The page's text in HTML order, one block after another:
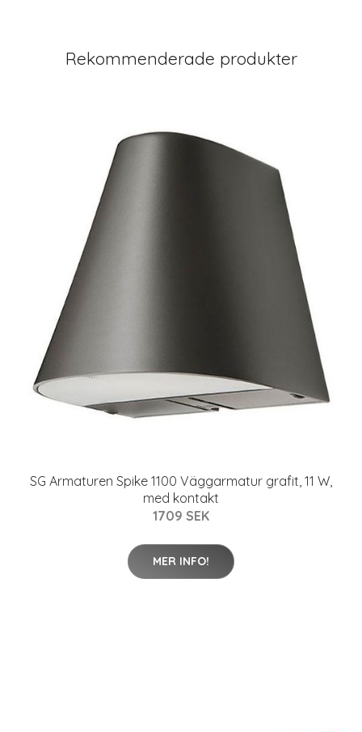
Rekommenderade produkter
SG Armaturen Spike 1100 Väggarmatur grafit, 11 W,
med kontakt
1709 SEK
MER INFO!